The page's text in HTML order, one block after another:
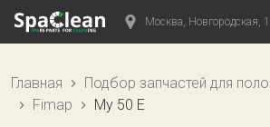
Москва, Новгородская, 1
Главная
Подбор запчастей для
Fimap
My 50 E